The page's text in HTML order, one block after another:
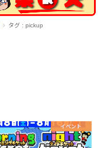
タグ : pickup
イベント